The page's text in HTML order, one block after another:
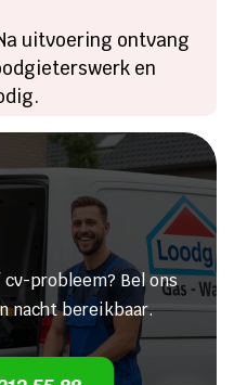
uitvoering ontvang
en
of een
probleem? Bel ons
nacht bereikbaar.